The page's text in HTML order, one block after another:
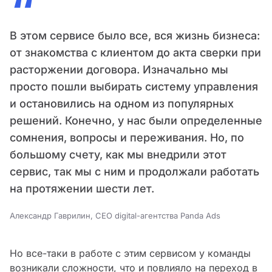
В этом сервисе было все, вся жизнь бизнеса:
от знакомства с клиентом до акта сверки при
расторжении договора. Изначально мы
просто пошли выбирать систему управления
и остановились на одном из популярных
решений. Конечно, у нас были определенные
сомнения, вопросы и переживания. Но, по
большому счету, как мы внедрили этот
сервис, так мы с ним и продолжали работать
на протяжении шести лет.
Александр Гаврилин, CEO digital-агентства Panda Ads
Но все-таки в работе с этим сервисом у команды
возникали сложности, что и повлияло на переход в